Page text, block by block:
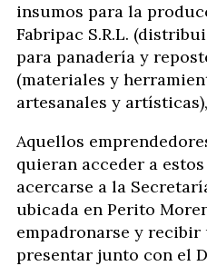
insumos para la
Fabripac S.R.L.
para panadería y
(materiales y
artesanales y
Aquellos
quieran acceder a
acercarse a la
ubicada en Perito
empadronarse y recibir
presentar junto con el